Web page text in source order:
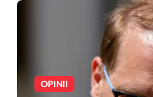
OPINII